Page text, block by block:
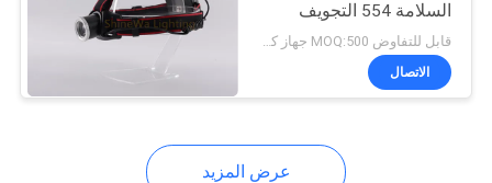
السلامة 554 التجويف
رئيس الشعلة نوع التركيز قابل للتفاوض MOQ:500 جهاز كمبيوتر شخصى
الاتصال
عرض المزيد